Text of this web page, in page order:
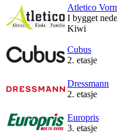
Aktiviteter
Tilbud
Inspirasjon
Atletico
I bygget
Kiwi
Cubus
2. etasje
Dressmann
2. etasje
Europris
3. etasje